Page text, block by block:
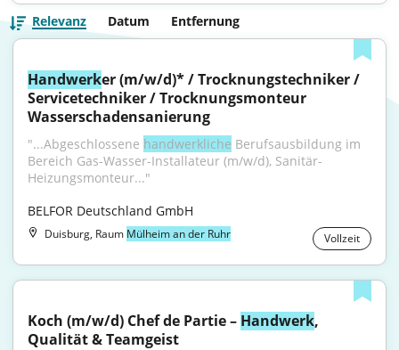
Relevanz Datum Entfernung
Handwerker (m/w/d)* / Trocknungstechniker /
Servicetechniker / Trocknungsmonteur
Wasserschadensanierung
"...Abgeschlossene handwerkliche Berufsausbildung im
Bereich Gas-Wasser-Installateur (m/w/d), Sanitär-
Heizungsmonteur..."
BELFOR Deutschland GmbH
Duisburg, Raum Mülheim an der Ruhr Vollzeit
Koch (m/w/d) Chef de Partie – Handwerk,
Qualität & Teamgeist